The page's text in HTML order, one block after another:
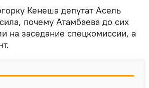
Кенеша депутат Асель
почему Атамбаева до сих
на заседание спецкомиссии, а